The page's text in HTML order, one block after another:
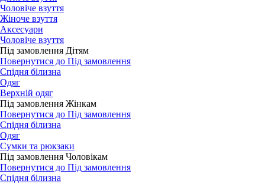
Чоловіче взуття
Жіноче взуття
Аксесуари
Чоловіче взуття
Під замовлення Дітям
Повернутися до Під замовлення
Спідня білизна
Одяг
Верхній одяг
Під замовлення Жінкам
Повернутися до Під замовлення
Спідня білизна
Одяг
Сумки та рюкзаки
Під замовлення Чоловікам
Повернутися до Під замовлення
Спідня білизна